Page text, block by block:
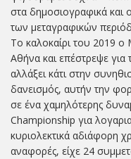
στα δημοσιογραφικά και
των μεταγραφικών
Το καλοκαίρι του 2019 ο
Αθήνα και επέστρεψε
αλλάξει κάτι στην
δανεισμός, αυτήν την
σε ένα χαμηλότερης
Championship για
κυριολεκτικά αδιάφορη
αναφορές, είχε 24